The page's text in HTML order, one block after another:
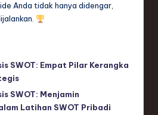
Anda tidak hanya didengar,
SWOT: Empat Pilar Kerangka
SWOT: Menjamin
Latihan SWOT Pribadi